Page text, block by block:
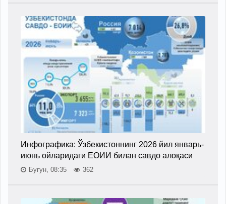
Инфографика: Ўзбекистоннинг 2026 йил январь-
июнь ойларидаги ЕОИИ билан савдо алоқаси
Бугун, 08:35 362